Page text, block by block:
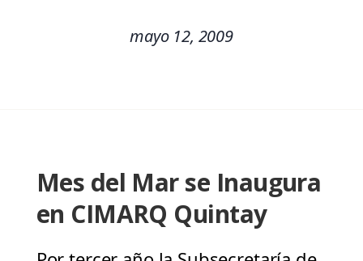
mayo 12, 2009
Mes del Mar se Inaugura
en CIMARQ Quintay